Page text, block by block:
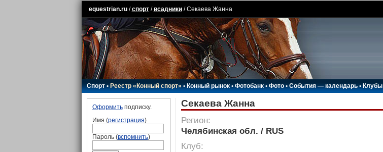
equestrian.ru/спорт/всадники/ Секаева Жанна
Спорт•Реестр «Конный спорт»•Конный рынок•Фотобанк •Фото•События — календарь•Клубы
Оформитьподписку.
Имя (регистрация)
Пароль (вспомнить)
Секаева Жанна
Регион:
Челябинская обл. / RUS
Клуб: